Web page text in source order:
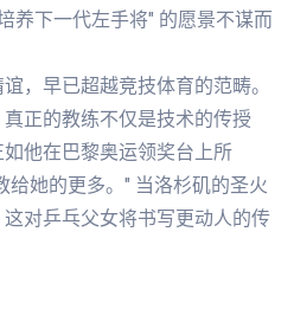
养下一代左手将" 的愿景不谋而
，早已超越竞技体育的范畴。
正的教练不仅是技术的传授
他在巴黎奥运领奖台上所
给她的更多。" 当洛杉矶的圣火
对乒乓父女将书写更动人的传